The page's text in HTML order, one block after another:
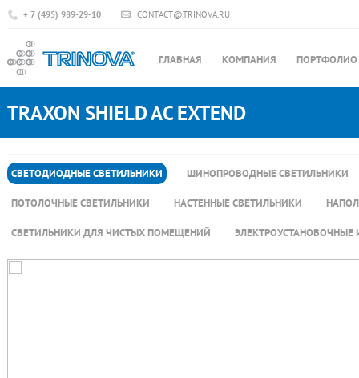
+ 7 (495) 989-29-10 CONTACT@TRINOVA.RU
ГЛАВНАЯ КОМПАНИЯ ПОРТФОЛИО
TRAXON SHIELD AC EXTEND
СВЕТОДИОДНЫЕ СВЕТИЛЬНИКИ ШИНОПРОВОДНЫЕ СВЕТИЛЬНИКИ
ПОТОЛОЧНЫЕ СВЕТИЛЬНИКИ НАСТЕННЫЕ СВЕТИЛЬНИКИ
СВЕТИЛЬНИКИ ДЛЯ ЧИСТЫХ ПОМЕЩЕНИЙ ЭЛЕКТРОУСТАНОВОЧНЫЕ